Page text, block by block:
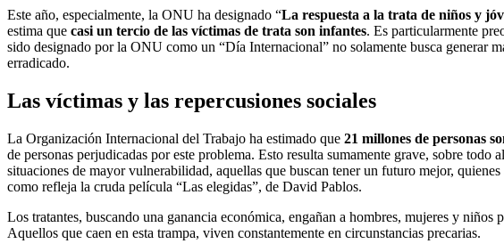
Este año, especialmente, la ONU ha designado “La respuesta a la trata de niños y
estima que casi un tercio de las víctimas de trata son infantes. Es particularmente
sido designado por la ONU como un “Día Internacional” no solamente busca generar
erradicado.
Las víctimas y las repercusiones sociales
La Organización Internacional del Trabajo ha estimado que 21 millones de personas
de personas perjudicadas por este problema. Esto resulta sumamente grave, sobre
situaciones de mayor vulnerabilidad, aquellas que buscan tener un futuro mejor,
como refleja la cruda película “Las elegidas”, de David Pablos.
Los tratantes, buscando una ganancia económica, engañan a hombres, mujeres y
Aquellos que caen en esta trampa, viven constantemente en circunstancias precarias.